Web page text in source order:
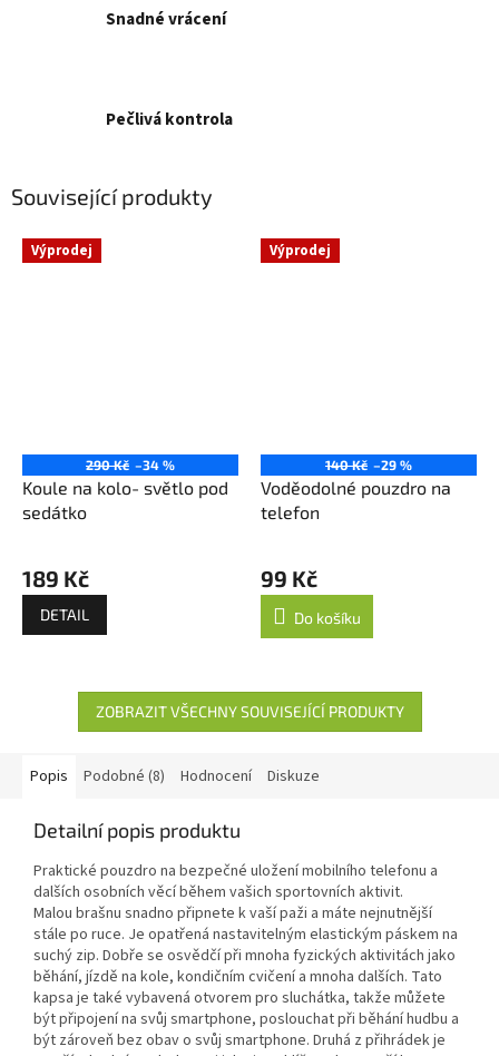
Snadné vrácení
Pečlivá kontrola
Související produkty
Výprodej
290 Kč –34 %
Koule na kolo- světlo pod
sedátko
189 Kč
DETAIL
Výprodej
140 Kč –29 %
Voděodolné pouzdro na
telefon
99 Kč
Do košíku
ZOBRAZIT VŠECHNY SOUVISEJÍCÍ PRODUKTY
Popis Podobné (8) Hodnocení Diskuze
Detailní popis produktu
Praktické pouzdro na bezpečné uložení mobilního telefonu a
dalších osobních věcí během vašich sportovních aktivit.
Malou brašnu snadno připnete k vaší paži a máte nejnutnější
stále po ruce. Je opatřená nastavitelným elastickým páskem na
suchý zip. Dobře se osvědčí při mnoha fyzických aktivitách jako
běhání, jízdě na kole, kondičním cvičení a mnoha dalších. Tato
kapsa je také vybavená otvorem pro sluchátka, takže můžete
být připojení na svůj smartphone, poslouchat při běhání hudbu a
být zároveň bez obav o svůj smartphone. Druhá z přihrádek je